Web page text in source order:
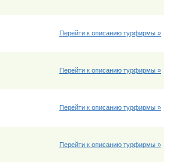
Перейти к описанию турфирмы »
Перейти к описанию турфирмы »
Перейти к описанию турфирмы »
Перейти к описанию турфирмы »